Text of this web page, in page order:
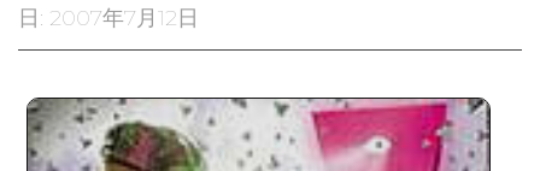
日: 2007年7月12日